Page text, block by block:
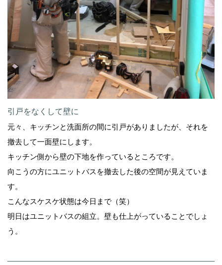
引戸をなくして壁に
元々、キッチンと洗面所の間に引戸がありましたが、それを
撤去して一面壁にします。
キッチン側から壁の下地を作っているところです。
向こうの方にユニットバスを撤去した後の空間が見えていま
す。
こんなスケスケ状態は今日まで（笑）
明日はユニットバスの組立。壁も仕上がっていることでしょ
う。